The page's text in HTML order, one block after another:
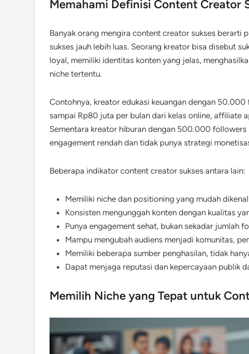
Memahami Definisi Content Creator
Banyak orang mengira content creator sukses berarti
sukses jauh lebih luas. Seorang kreator bisa disebut
loyal, memiliki identitas konten yang jelas,
niche tertentu.
Contohnya, kreator edukasi keuangan dengan
sampai Rp80 juta per bulan dari kelas online, affiliate
Sementara kreator hiburan dengan 500.000
engagement rendah dan tidak punya strategi
Beberapa indikator content creator sukses antara lain:
Memiliki niche dan positioning yang mudah
Konsisten mengunggah konten dengan kualitas
Punya engagement sehat, bukan sekadar jumlah
Mampu mengubah audiens menjadi komunitas,
Memiliki beberapa sumber penghasilan, tidak
Dapat menjaga reputasi dan kepercayaan publik
Memilih Niche yang Tepat untuk